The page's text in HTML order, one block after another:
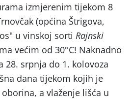
izmjerenim tijekom 8
(općina Štrigova,
u vinskoj sorti Rajnski
većim od 30°C! Naknadno
28. srpnja do 1. kolovoza
dana tijekom kojih je
a vlaženje lišća u